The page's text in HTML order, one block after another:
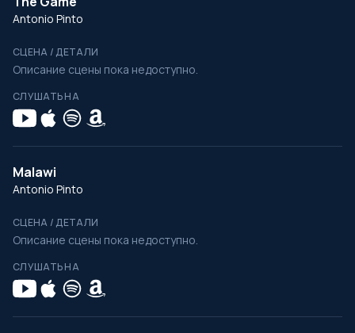
Antonio Pinto
СЦЕНА / ДЕТАЛИ
Описание сцены пока недоступно.
СЛУШАТЬ НА
Malawi
Antonio Pinto
СЦЕНА / ДЕТАЛИ
Описание сцены пока недоступно.
СЛУШАТЬ НА